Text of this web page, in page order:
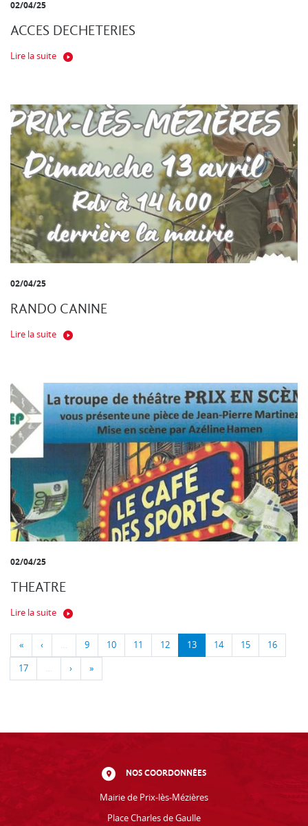
02/04/25
ACCES DECHETERIES
Lire la suite
02/04/25
RANDO CANINE
Lire la suite
02/04/25
THEATRE
Lire la suite
« ‹ … 9 10 11 12 13 14 15 16
17 … › »
NOS COORDONNÉES
Mairie de Prix-lès-Mézières
Place Charles de Gaulle